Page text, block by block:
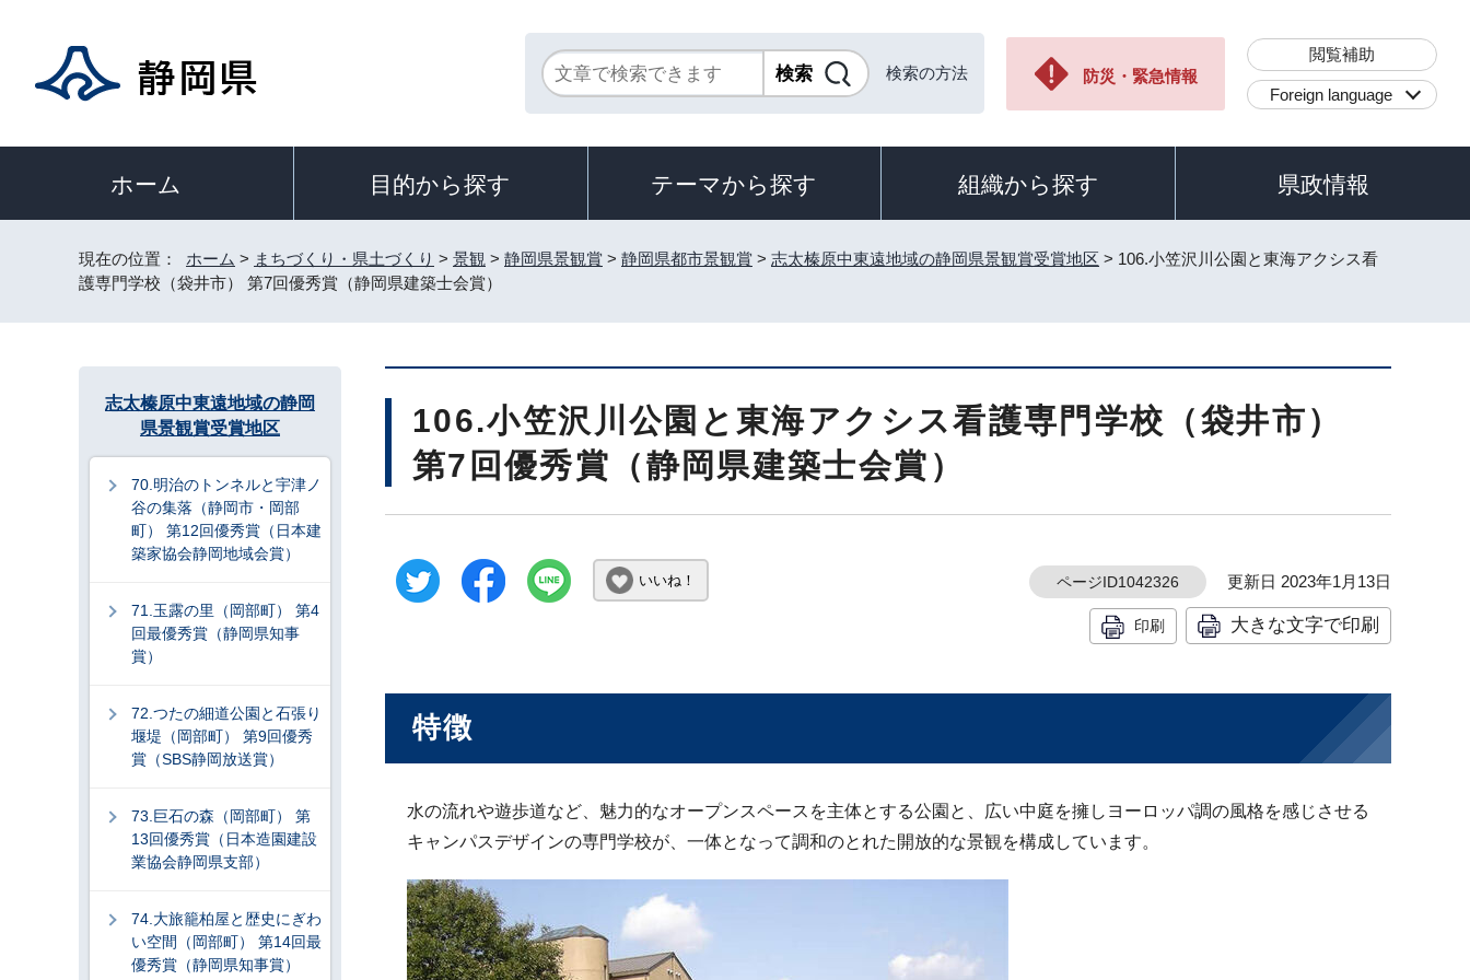
検索の方法 防災・緊急情報
閲覧補助
Foreign language
ホーム 目的から探す テーマから探す 組織から探す 県政情報
現在の位置： ホーム > まちづくり・県土づくり > 景観 > 静岡県景観賞 > 静岡県都市景観賞 > 志太榛原中東遠地域の静岡県景観賞受賞地区 > 106.小笠沢川公園と東海アクシス看
護専門学校（袋井市） 第7回優秀賞（静岡県建築士会賞）
106.小笠沢川公園と東海アクシス看護専門学校（袋井市）
第7回優秀賞（静岡県建築士会賞）
いいね！ ページID1042326 更新日 2023年1月13日
印刷 大きな文字で印刷
特徴
水の流れや遊歩道など、魅力的なオープンスペースを主体とする公園と、広い中庭を擁しヨーロッパ調の風格を感じさせる
キャンパスデザインの専門学校が、一体となって調和のとれた開放的な景観を構成しています。
志太榛原中東遠地域の静岡
県景観賞受賞地区
70.明治のトンネルと宇津ノ
谷の集落（静岡市・岡部
町） 第12回優秀賞（日本建
築家協会静岡地域会賞）
71.玉露の里（岡部町） 第4
回最優秀賞（静岡県知事
賞）
72.つたの細道公園と石張り
堰堤（岡部町） 第9回優秀
賞（SBS静岡放送賞）
73.巨石の森（岡部町） 第
13回優秀賞（日本造園建設
業協会静岡県支部）
74.大旅籠柏屋と歴史にぎわ
い空間（岡部町） 第14回最
優秀賞（静岡県知事賞）